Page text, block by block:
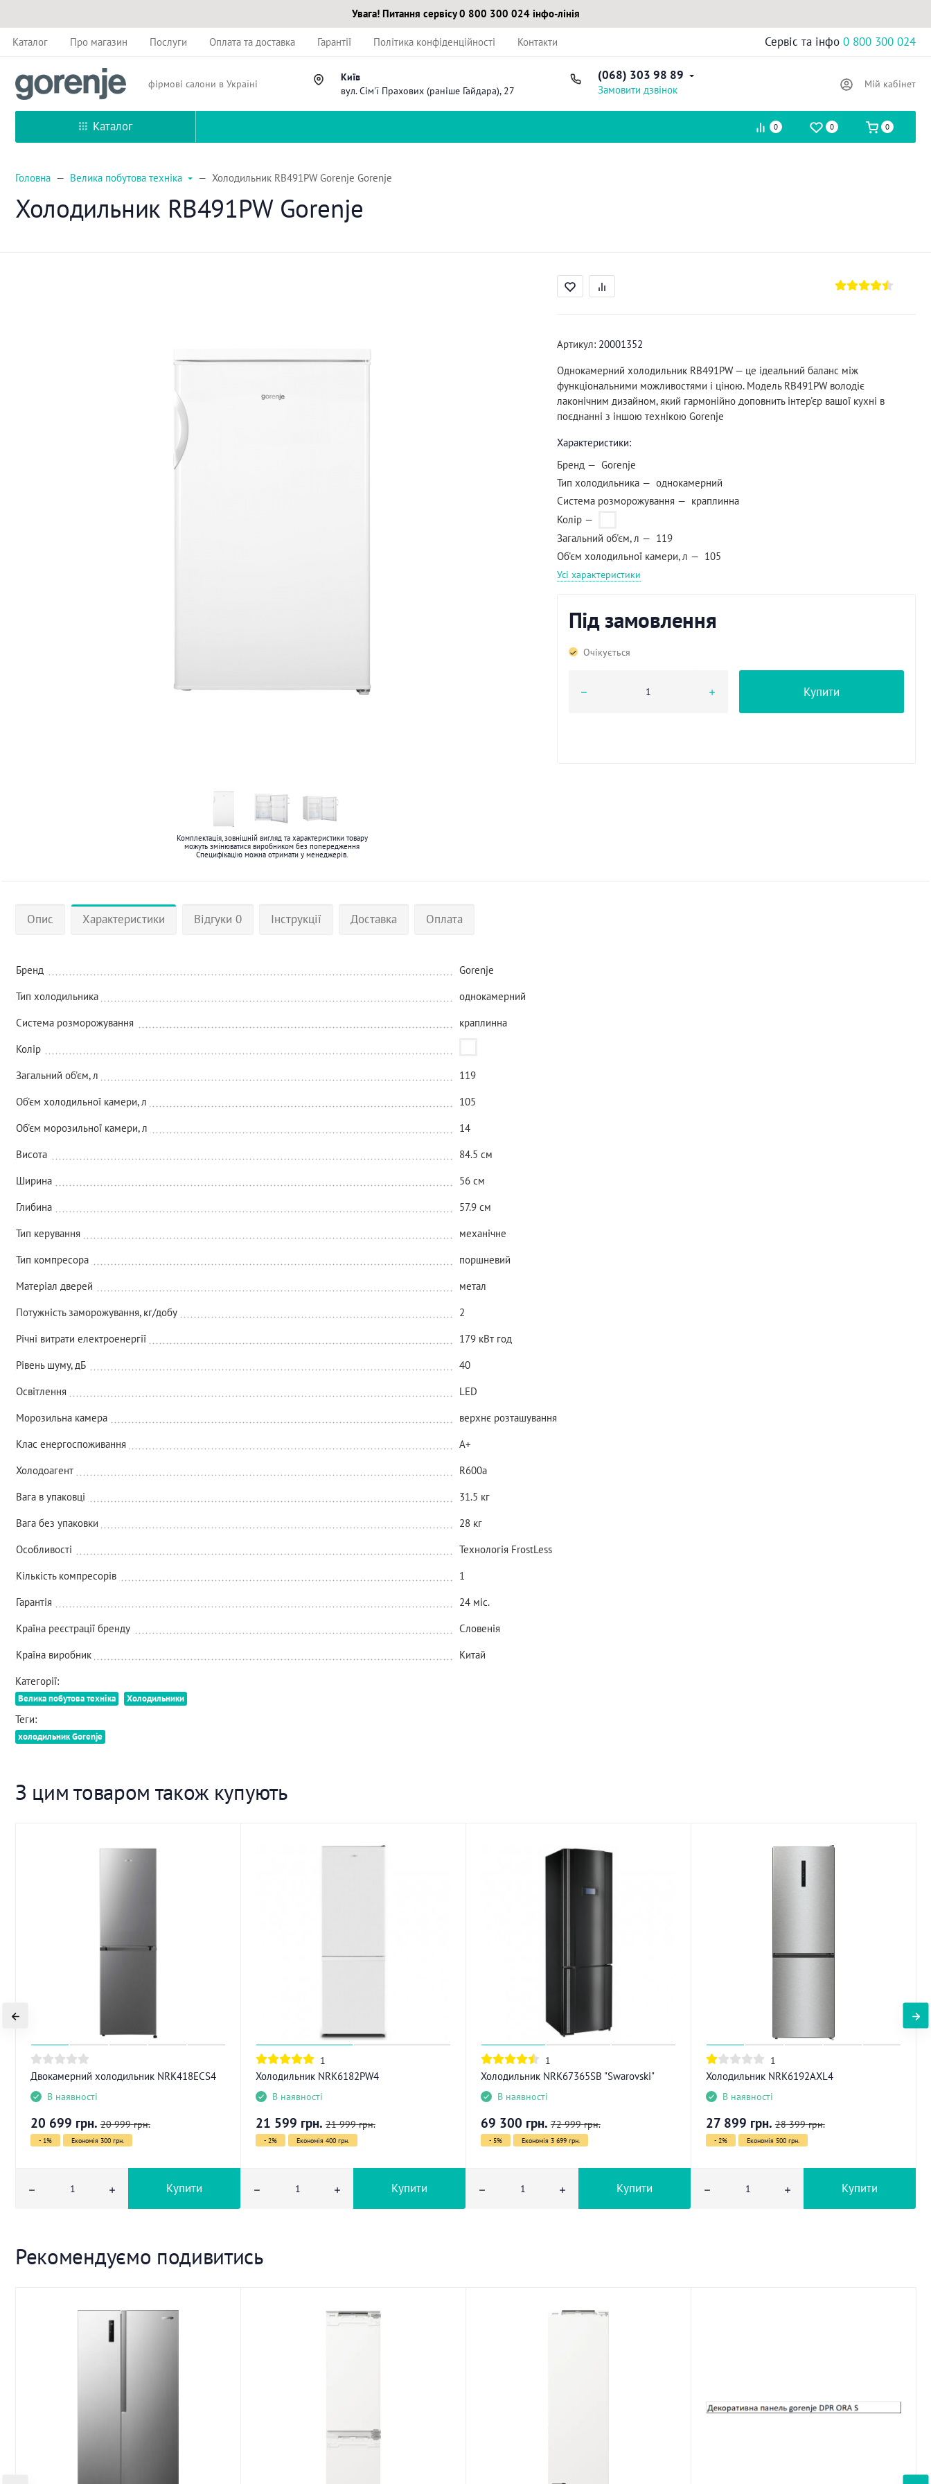
Увага! Питання сервісу 0 800 300 024 інфо-лінія
Каталог Про магазин Послуги Оплата та доставка Гарантії Політика конфіденційності Контакти Сервіс та інфо 0 800 300 024
фірмові салони в Україні
Київ
вул. Сім'ї Прахових (раніше Гайдара), 27
(068) 303 98 89
Замовити дзвінок Мій кабінет
Каталог 0 0 0
Головна Велика побутова техніка Холодильник RB491PW Gorenje Gorenje
Холодильник RB491PW Gorenje
Комплектація, зовнішній вигляд та характеристики товару
можуть змінюватися виробником без попередження
Специфікацію можна отримати у менеджерів.
Артикул: 20001352
Однокамерний холодильник RB491PW — це ідеальний баланс між
функціональними можливостями і ціною. Модель RB491PW володіє
лаконічним дизайном, який гармонійно доповнить інтер'єр вашої кухні в
поєднанні з іншою технікою Gorenje
Характеристики:
Бренд
Gorenje
Тип холодильника
однокамерний
Система розморожування
краплинна
Колір
Загальний об'єм, л
119
Об'єм холодильної камери, л
105
Усі характеристики
Під замовлення
Очікується
Купити
Опис Характеристики Відгуки 0 Інструкції Доставка Оплата
Бренд
Gorenje
Тип холодильника
однокамерний
Система розморожування
краплинна
Колір
Загальний об'єм, л
119
Об'єм холодильної камери, л
105
Об'єм морозильної камери, л
14
Висота
84.5 см
Ширина
56 см
Глибина
57.9 см
Тип керування
механічне
Тип компресора
поршневий
Матеріал дверей
метал
Потужність заморожування, кг/добу
2
Річні витрати електроенергії
179 кВт год
Рівень шуму, дБ
40
Освітлення
LED
Морозильна камера
верхнє розташування
Клас енергоспоживання
A+
Холодоагент
R600a
Вага в упаковці
31.5 кг
Вага без упаковки
28 кг
Особливості
Технологія FrostLess
Кількість компресорів
1
Гарантія
24 міс.
Країна реєстрації бренду
Словенія
Країна виробник
Китай
Категорії:
Велика побутова техніка Холодильники
Теги:
холодильник Gorenje
З цим товаром також купують
Двокамерний холодильник NRK418ECS4
В наявності
20 699 грн. 20 999 грн.
- 1% Економія 300 грн.
Купити
1
Холодильник NRK6182PW4
В наявності
21 599 грн. 21 999 грн.
- 2% Економія 400 грн.
Купити
1
Холодильник NRK67365SB "Swarovski"
В наявності
69 300 грн. 72 999 грн.
- 5% Економія 3 699 грн.
Купити
1
Холодильник NRK6192AXL4
В наявності
27 899 грн. 28 399 грн.
- 2% Економія 500 грн.
Купити
Рекомендуємо подивитись